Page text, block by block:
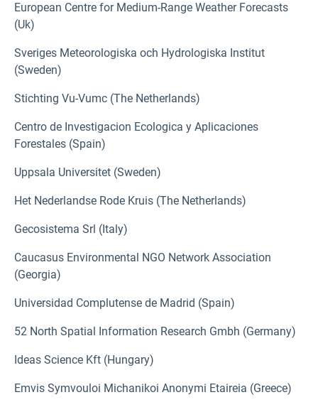
European Centre for Medium-Range Weather Forecasts
(Uk)
Sveriges Meteorologiska och Hydrologiska Institut
(Sweden)
Stichting Vu-Vumc (The Netherlands)
Centro de Investigacion Ecologica y Aplicaciones
Forestales (Spain)
Uppsala Universitet (Sweden)
Het Nederlandse Rode Kruis (The Netherlands)
Gecosistema Srl (Italy)
Caucasus Environmental NGO Network Association
(Georgia)
Universidad Complutense de Madrid (Spain)
52 North Spatial Information Research Gmbh (Germany)
Ideas Science Kft (Hungary)
Emvis Symvouloi Michanikoi Anonymi Etaireia (Greece)